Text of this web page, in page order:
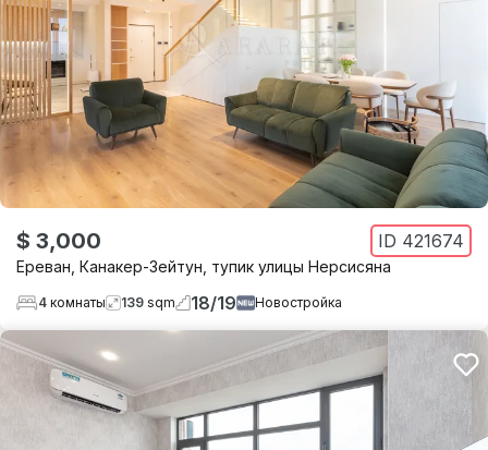
$ 3,000 ID 421674
Ереван Канакер-Зейтун тупик улицы Нерсисяна
4 комнаты 139 sqm 18/19 Новостройка